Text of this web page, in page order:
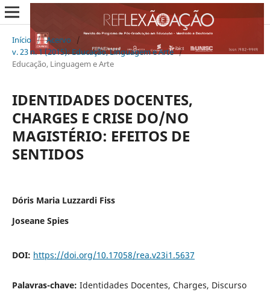
Início / Acervo
/
v. 23 n. 1 (2015): Educação, Linguagem e Arte /
Educação, Linguagem e Arte
IDENTIDADES DOCENTES,
CHARGES E CRISE DO/NO
MAGISTÉRIO: EFEITOS DE
SENTIDOS
Dóris Maria Luzzardi Fiss
Joseane Spies
DOI: https://doi.org/10.17058/rea.v23i1.5637
Palavras-chave: Identidades Docentes, Charges, Discurso